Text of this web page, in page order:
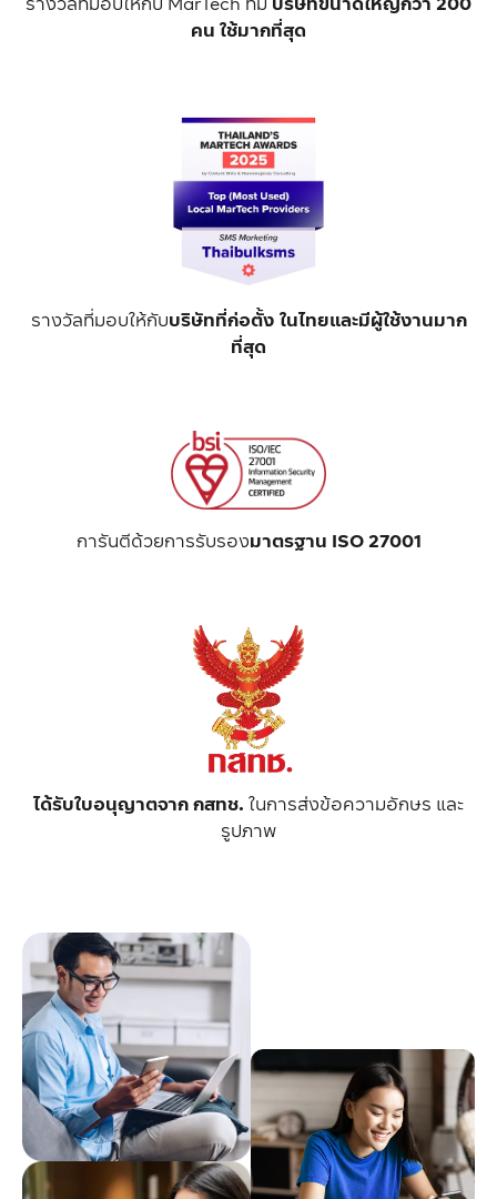
คน ใช้มากที่สุด
รางวัลที่มอบให้กับบริษัทที่ก่อตั้ง ในไทยและมีผู้ใช้งานมาก
ที่สุด
การันตีด้วยการรับรองมาตรฐาน ISO 27001
ได้รับใบอนุญาตจาก กสทช. ในการส่งข้อความอักษร และ
รูปภาพ